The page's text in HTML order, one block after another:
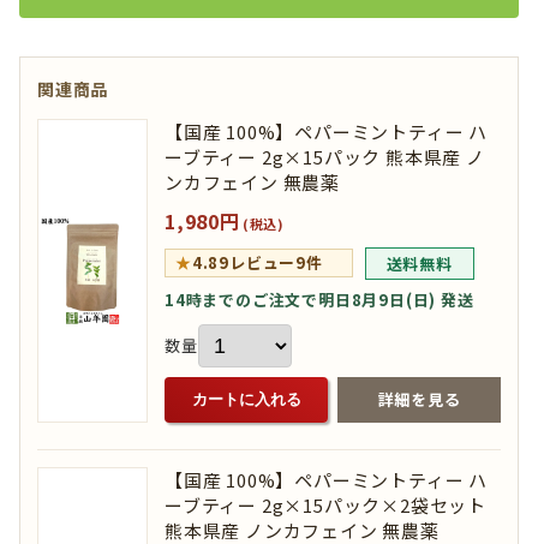
関連商品
【国産 100%】ペパーミントティー ハ
ーブティー 2g×15パック 熊本県産 ノ
ンカフェイン 無農薬
1,980円 (税込)
★4.89 レビュー9件
送料無料
14時までのご注文で明日8月9日(日) 発送
数量
カートに入れる 詳細を見る
【国産 100%】ペパーミントティー ハ
ーブティー 2g×15パック×2袋セット
熊本県産 ノンカフェイン 無農薬